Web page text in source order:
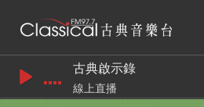
古典啟示錄
線上直播